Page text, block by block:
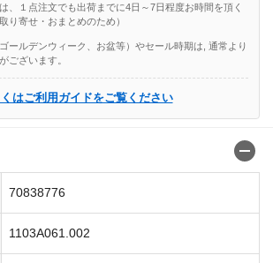
、１点注文でも出荷までに4日～7日程度お時間を頂く
り寄せ・おまとめのため）
ールデンウィーク、お盆等）やセール時期は, 通常より
ございます。
はご利用ガイドをご覧ください
70838776
1103A061.002